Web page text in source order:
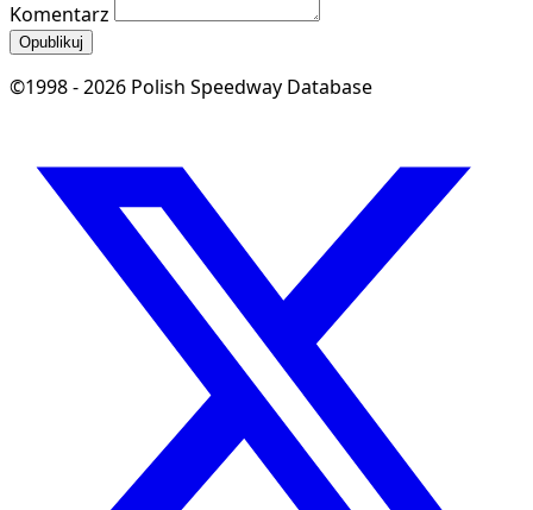
Komentarz
Opublikuj
©1998 - 2026 Polish Speedway Database